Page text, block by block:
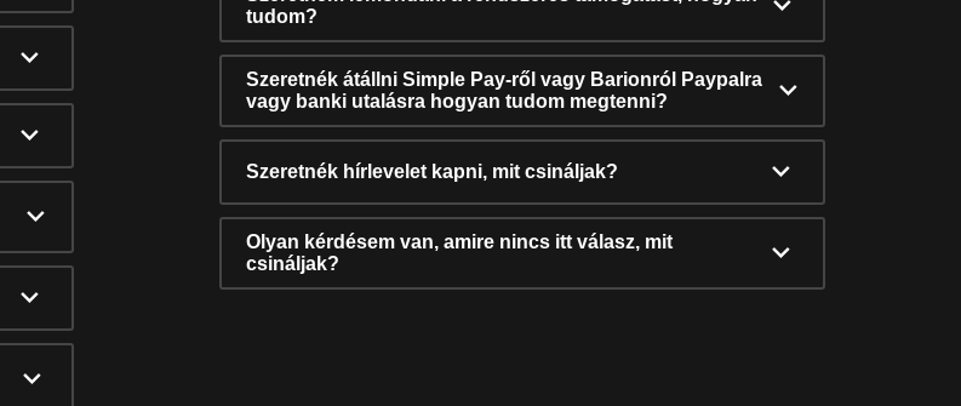
tudom?
Szeretnék átállni Simple Pay-ről vagy Barionról Paypalra
vagy banki utalásra hogyan tudom megtenni?
Szeretnék hírlevelet kapni, mit csináljak?
Olyan kérdésem van, amire nincs itt válasz, mit
csináljak?